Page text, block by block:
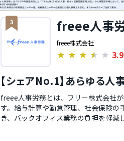
3 freee人事
freee株式会社
★ ★ ★ ★ ★ 3.9
【シェアNo.1】あらゆる人
freee人事労務とは、フリー株式会社
す。給与計算や勤怠管理、社会保険の
き、バックオフィス業務の負担を軽
テクノロジー大賞」の労務・福利厚